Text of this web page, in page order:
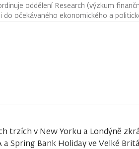
oddělení Research (výzkum
do očekávaného ekonomického a
trzích v New Yorku a Londýně
Spring Bank Holiday ve Velké